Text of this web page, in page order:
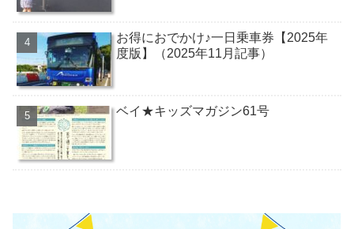
お得におでかけ♪一日乗車券【2025年
度版】（2025年11月記事）
ベイ★キッズマガジン61号